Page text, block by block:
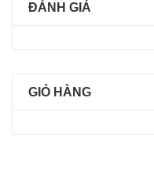
ĐÁNH GIÁ
GIỎ HÀNG